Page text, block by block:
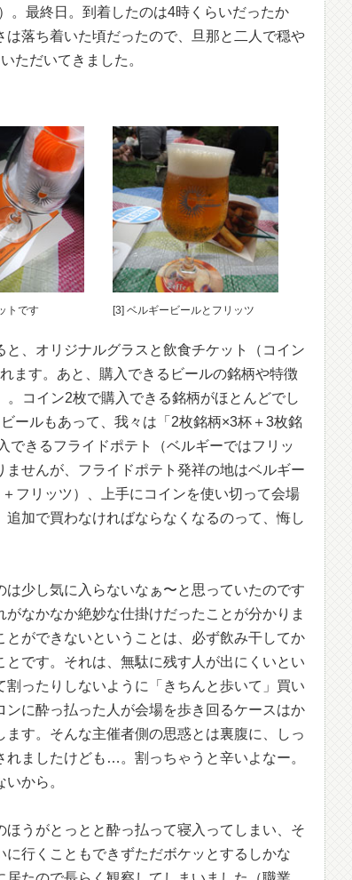
。最終日。到着したのは4時くらいだったか
落ち着いた頃だったので、旦那と二人で穏や
ただいてきました。
トです [3] ベルギービールとフリッツ
、オリジナルグラスと飲食チケット（コイン
ます。あと、購入できるビールの銘柄や特徴
コイン2枚で購入できる銘柄がほとんどでし
ールもあって、我々は「2枚銘柄×3杯＋3枚銘
できるフライドポテト（ベルギーではフリッ
せんが、フライドポテト発祥の地はベルギー
フリッツ）、上手にコインを使い切って会場
加で買わなければならなくなるのって、悔し
少し気に入らないなぁ〜と思っていたのです
なかなか絶妙な仕掛けだったことが分かりま
ができないということは、必ず飲み干してか
です。それは、無駄に残す人が出にくいとい
ったりしないように「きちんと歩いて」買い
に酔っ払った人が会場を歩き回るケースはか
す。そんな主催者側の思惑とは裏腹に、しっ
ましたけども…。割っちゃうと辛いよなー。
から。
うがとっとと酔っ払って寝入ってしまい、そ
行くこともできずただボケッとするしかな